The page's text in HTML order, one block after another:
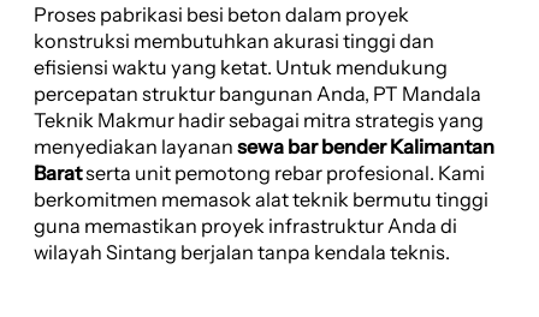
Proses pabrikasi besi beton dalam proyek
konstruksi membutuhkan akurasi tinggi dan
efisiensi waktu yang ketat. Untuk mendukung
percepatan struktur bangunan Anda, PT Mandala
Teknik Makmur hadir sebagai mitra strategis yang
menyediakan layanan sewa bar bender Kalimantan
Baratserta unit pemotong rebar profesional. Kami
berkomitmen memasok alat teknik bermutu tinggi
guna memastikan proyek infrastruktur Anda di
wilayah Sintang berjalan tanpa kendala teknis.